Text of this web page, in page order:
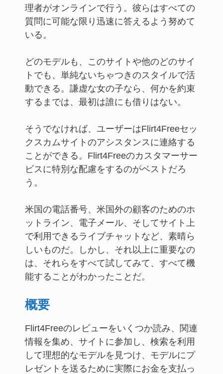
理者がオンラインで行う。彼らはすべての
質問に可能な限り迅速に答えるよう努めて
いる。
どのモデルも、このサイトや他のどのサイ
トでも、単純ないちゃつきのスタイルで活
動できる。謙虚な女の子なら、何かを約束
するまでは、最初は誰にも借りはない。
そうでなければ、ユーザーはFlirt4Freeセッ
クスカムサイトのアシスタンスに連絡する
ことができる。Flirt4Freeのカスタマーサー
ビスに特別な配慮をするのがベストだろ
う。
米国の電話番号、米国外の顧客のためのホ
ットライン、電子メール、そしてサイト上
で利用できるライブチャットなど、素晴ら
しいものだ。しかし、それ以上に重要なの
は、それらをすべて試してみて、すべて機
能することがわかったことだ。
概要
Flirt4Freeのレビューをいくつか読み、関連
情報を集め、サイトに参加し、検索を利用
して理想的なモデルを見つけ、モデルにプ
レゼントを送るために実際にお金を支払っ